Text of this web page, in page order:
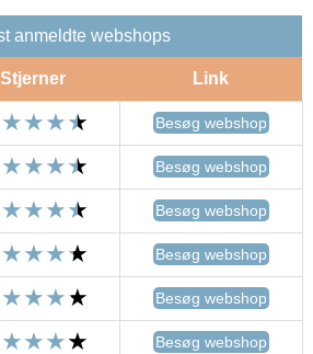
anmeldte webshops
Stjerner Link
Besøg webshop
Besøg webshop
Besøg webshop
Besøg webshop
Besøg webshop
Besøg webshop